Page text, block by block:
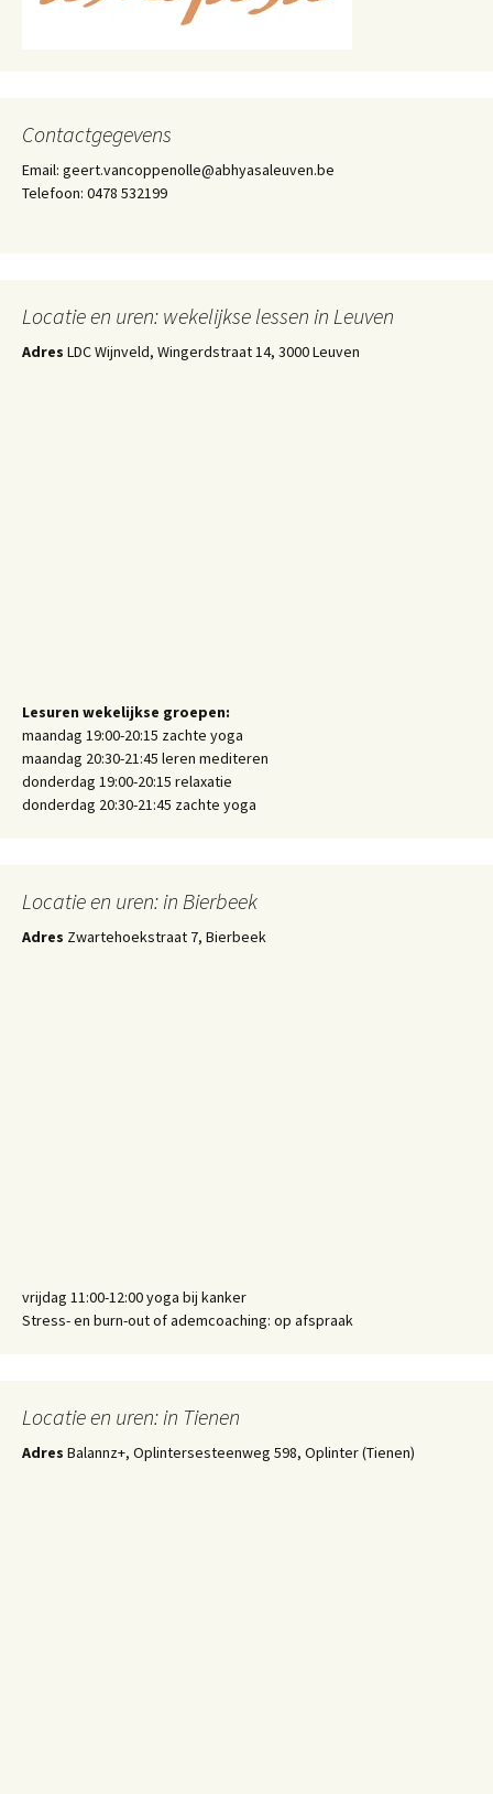
Contactgegevens
Email: geert.vancoppenolle@abhyasaleuven.be
Telefoon: 0478 532199
Locatie en uren: wekelijkse lessen in Leuven
Adres LDC Wijnveld, Wingerdstraat 14, 3000 Leuven
Lesuren wekelijkse groepen:
maandag 19:00-20:15 zachte yoga
maandag 20:30-21:45 leren mediteren
donderdag 19:00-20:15 relaxatie
donderdag 20:30-21:45 zachte yoga
Locatie en uren: in Bierbeek
Adres Zwartehoekstraat 7, Bierbeek
vrijdag 11:00-12:00 yoga bij kanker
Stress- en burn-out of ademcoaching: op afspraak
Locatie en uren: in Tienen
Adres Balannz+, Oplintersesteenweg 598, Oplinter (Tienen)